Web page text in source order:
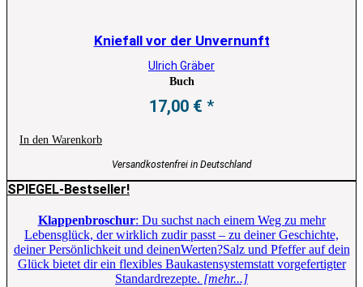
Kniefall vor der Unvernunft
Ulrich Gräber
Buch
17,00 €
In den Warenkorb
Versandkostenfrei in Deutschland
SPIEGEL-Bestseller!
Klappenbroschur: Du suchst nach einem Weg zu mehr
Lebensglück, der wirklich zudir passt – zu deiner Geschichte,
deiner Persönlichkeit und deinenWerten?Salz und Pfeffer auf dein
Glück bietet dir ein flexibles Baukastensystemstatt vorgefertigter
Standardrezepte. [mehr...]